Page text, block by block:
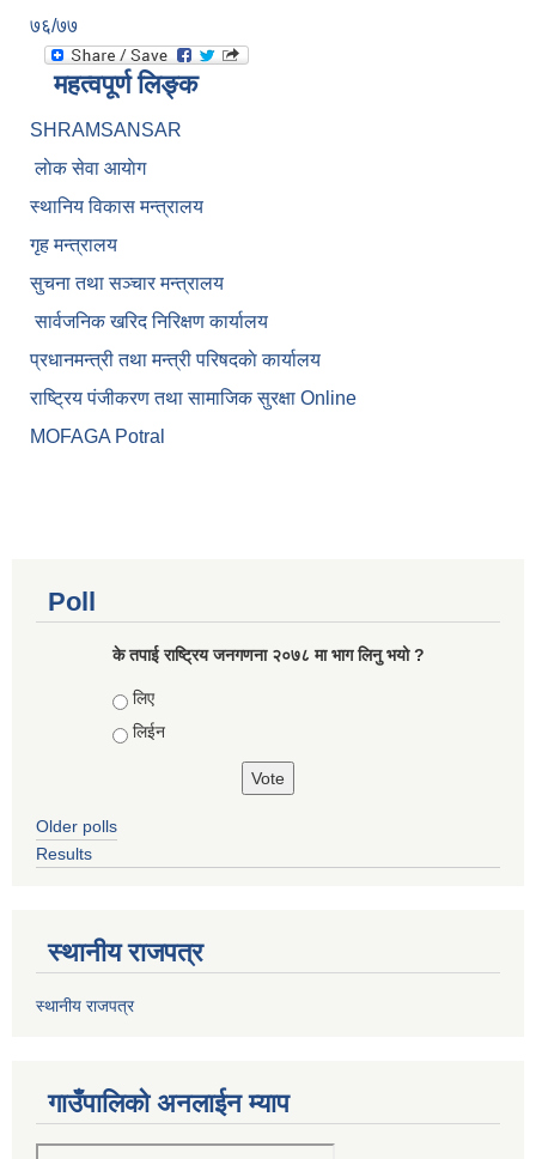
७६/७७
महत्वपूर्ण लिङ्क
SHRAMSANSAR
लाेक सेवा आयाेग
स्थानिय विकास मन्त्रालय
गृह मन्त्रालय
सुचना तथा सञ्चार मन्त्रालय
सार्वजनिक खरिद निरिक्षण कार्यालय
प्रधानमन्त्री तथा मन्त्री परिषदकाे कार्यालय
राष्ट्रिय पंजीकरण तथा सामाजिक सुरक्षा Online
MOFAGA Potral
Poll
के तपाई राष्ट्रिय जनगणना २०७८ मा भाग लिनु भयो ?
Choices
लिए
लिईन
Older polls
Results
स्थानीय राजपत्र
स्थानीय राजपत्र
गाउँपालिको अनलाईन म्याप